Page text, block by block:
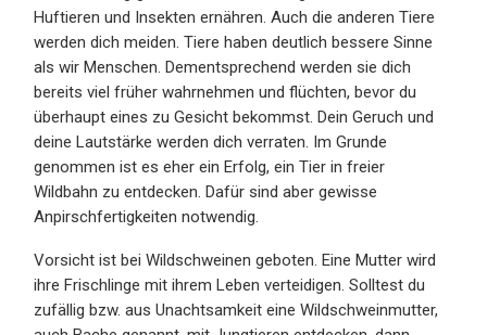
Huftieren und Insekten ernähren. Auch die anderen Tiere
werden dich meiden. Tiere haben deutlich bessere Sinne
als wir Menschen. Dementsprechend werden sie dich
bereits viel früher wahrnehmen und flüchten, bevor du
überhaupt eines zu Gesicht bekommst. Dein Geruch und
deine Lautstärke werden dich verraten. Im Grunde
genommen ist es eher ein Erfolg, ein Tier in freier
Wildbahn zu entdecken. Dafür sind aber gewisse
Anpirschfertigkeiten notwendig.
Vorsicht ist bei Wildschweinen geboten. Eine Mutter wird
ihre Frischlinge mit ihrem Leben verteidigen. Solltest du
zufällig bzw. aus Unachtsamkeit eine Wildschweinmutter,